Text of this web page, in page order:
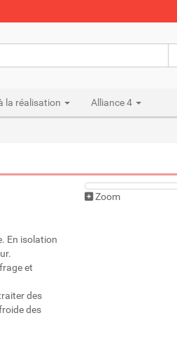
la réalisation Alliance 4
En isolation
et
des
des
Zoom